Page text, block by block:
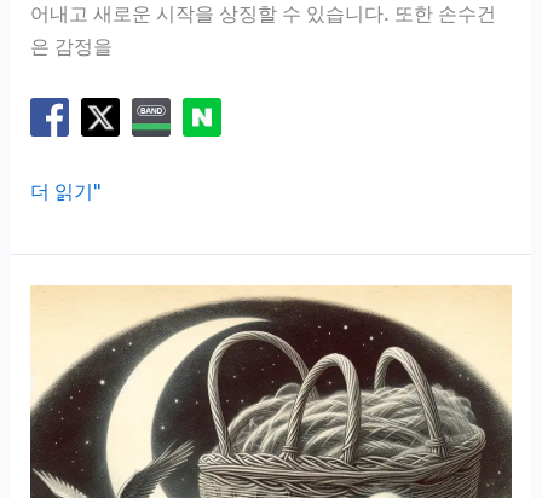
어내고 새로운 시작을 상징할 수 있습니다. 또한 손수건
은 감정을
손
건
꿈
손
수
건
을
더 읽기"